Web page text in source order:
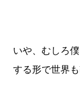
いや、むしろ
する形で世界